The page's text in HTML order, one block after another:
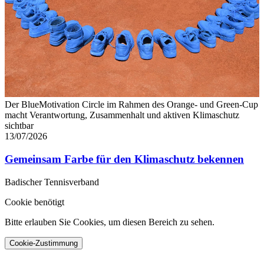
Der BlueMotivation Circle im Rahmen des Orange- und Green-Cup
macht Verantwortung, Zusammenhalt und aktiven Klimaschutz
sichtbar
13/07/2026
Gemeinsam Farbe für den Klimaschutz bekennen
Badischer Tennisverband
Cookie benötigt
Bitte erlauben Sie Cookies, um diesen Bereich zu sehen.
Cookie-Zustimmung